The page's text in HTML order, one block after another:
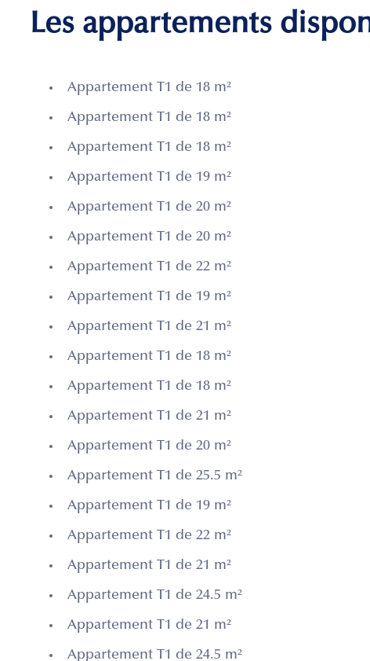
Les appartements
Appartement T1 de 18 m²
Appartement T1 de 18 m²
Appartement T1 de 18 m²
Appartement T1 de 19 m²
Appartement T1 de 20 m²
Appartement T1 de 20 m²
Appartement T1 de 22 m²
Appartement T1 de 19 m²
Appartement T1 de 21 m²
Appartement T1 de 18 m²
Appartement T1 de 18 m²
Appartement T1 de 21 m²
Appartement T1 de 20 m²
Appartement T1 de 25.5 m²
Appartement T1 de 19 m²
Appartement T1 de 22 m²
Appartement T1 de 21 m²
Appartement T1 de 24.5 m²
Appartement T1 de 21 m²
Appartement T1 de 24.5 m²